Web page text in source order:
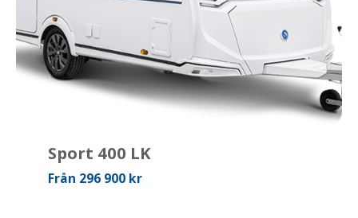
Sport 400 LK
Från 296 900 kr